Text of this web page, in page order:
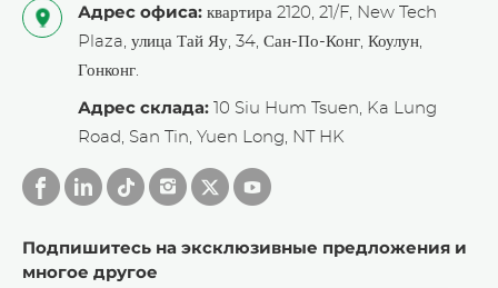
Адрес офиса: квартира 2120, 21/F, New Tech
Plaza, улица Тай Яу, 34, Сан-По-Конг, Коулун,
Гонконг.
Адрес склада: 10 Siu Hum Tsuen, Ka Lung
Road, San Tin, Yuen Long, NT HK
Подпишитесь на эксклюзивные предложения и
многое другое